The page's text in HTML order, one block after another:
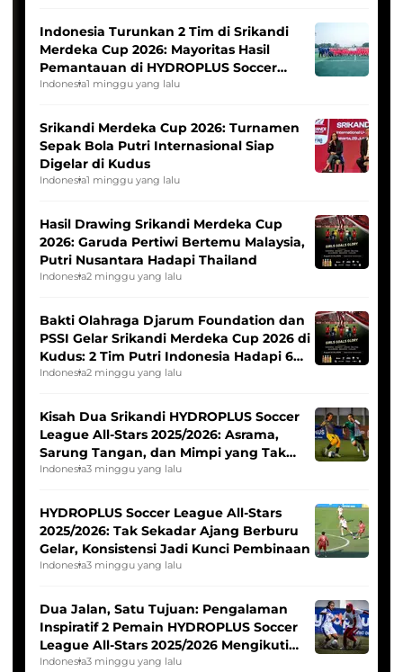
Indonesia Turunkan 2 Tim di Srikandi
Merdeka Cup 2026: Mayoritas Hasil
Pemantauan di HYDROPLUS Soccer
League
Indonesia1 minggu yang lalu
Srikandi Merdeka Cup 2026: Turnamen
Sepak Bola Putri Internasional Siap
Digelar di Kudus
Indonesia1 minggu yang lalu
Hasil Drawing Srikandi Merdeka Cup
2026: Garuda Pertiwi Bertemu Malaysia,
Putri Nusantara Hadapi Thailand
Indonesia2 minggu yang lalu
Bakti Olahraga Djarum Foundation dan
PSSI Gelar Srikandi Merdeka Cup 2026 di
Kudus: 2 Tim Putri Indonesia Hadapi 6
Tim Asia
Indonesia2 minggu yang lalu
Kisah Dua Srikandi HYDROPLUS Soccer
League All-Stars 2025/2026: Asrama,
Sarung Tangan, dan Mimpi yang Tak
Pernah Padam
Indonesia3 minggu yang lalu
HYDROPLUS Soccer League All-Stars
2025/2026: Tak Sekadar Ajang Berburu
Gelar, Konsistensi Jadi Kunci Pembinaan
Indonesia3 minggu yang lalu
Dua Jalan, Satu Tujuan: Pengalaman
Inspiratif 2 Pemain HYDROPLUS Soccer
League All-Stars 2025/2026 Mengikuti
Seleksi Timnas Indonesia Putri
Indonesia3 minggu yang lalu